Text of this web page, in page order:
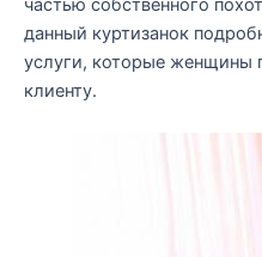
частью собственного
данный куртизанок
услуги, которые женщины
клиенту.